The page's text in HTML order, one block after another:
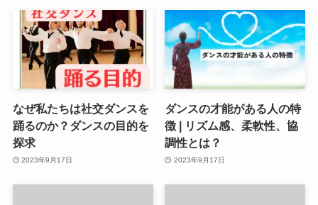
なぜ私たちは社交ダンスを
踊るのか？ダンスの目的を
探求
2023年9月17日
ダンスの才能がある人の特
徴 | リズム感、柔軟性、協
調性とは？
2023年9月17日